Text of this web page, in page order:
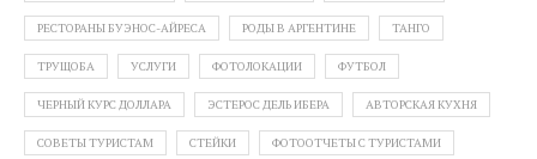
РЕСТОРАНЫ БУЭНОС-АЙРЕСА РОДЫ В АРГЕНТИНЕ ТАНГО
ТРУЩОБА УСЛУГИ ФОТОЛОКАЦИИ ФУТБОЛ
ЧЕРНЫЙ КУРС ДОЛЛАРА ЭСТЕРОС ДЕЛЬ ИБЕРА АВТОРСКАЯ КУХНЯ
СОВЕТЫ ТУРИСТАМ СТЕЙКИ ФОТООТЧЕТЫ С ТУРИСТАМИ